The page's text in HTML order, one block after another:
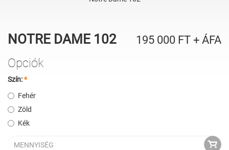
NOTRE DAME 102 195 000 FT+ ÁFA
Opciók
Szín:*
Fehér
Zöld
Kék